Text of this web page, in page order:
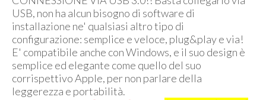
USB, non ha alcun bisogno di software di
installazione ne' qualsiasi altro tipo di
configurazione: semplice e veloce, plug&play e via!
E' compatibile anche con Windows, e il suo design è
semplice ed elegante come quello del suo
corrispettivo Apple, per non parlare della
leggerezza e portabilità.